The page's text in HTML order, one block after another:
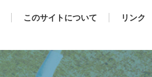
このサイトについて リンク